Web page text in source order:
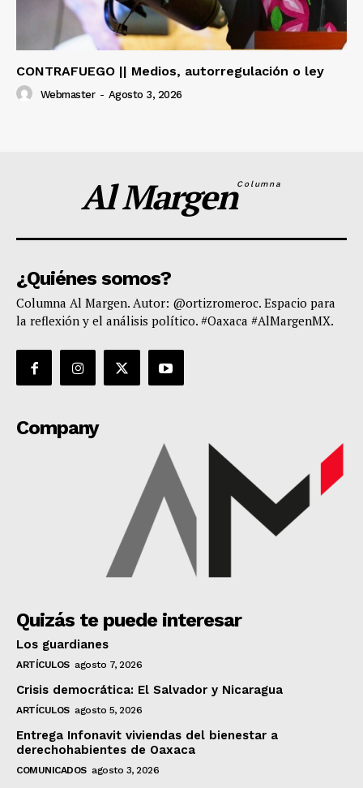
CONTRAFUEGO || Medios, autorregulación o ley
Webmaster - Agosto 3, 2026
Al MargenColumna
¿Quiénes somos?
Columna Al Margen. Autor: @ortizromeroc. Espacio para
la reflexión y el análisis político. #Oaxaca #AlMargenMX.
Company
Quizás te puede interesar
Los guardianes
ARTÍCULOS agosto 7, 2026
Crisis democrática: El Salvador y Nicaragua
ARTÍCULOS agosto 5, 2026
Entrega Infonavit viviendas del bienestar a
derechohabientes de Oaxaca
COMUNICADOS agosto 3, 2026